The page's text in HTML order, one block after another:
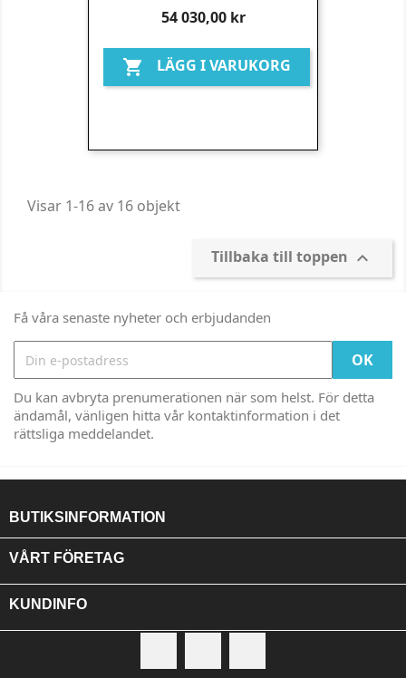
Pris
54 030,00 kr
 LÄGG I VARUKORG
Visar 1-16 av 16 objekt
Tillbaka till toppen 
Få våra senaste nyheter och erbjudanden
Du kan avbryta prenumerationen när som helst. För detta
ändamål, vänligen hitta vår kontaktinformation i det
rättsliga meddelandet.
BUTIKSINFORMATION
VÅRT FÖRETAG
KUNDINFO